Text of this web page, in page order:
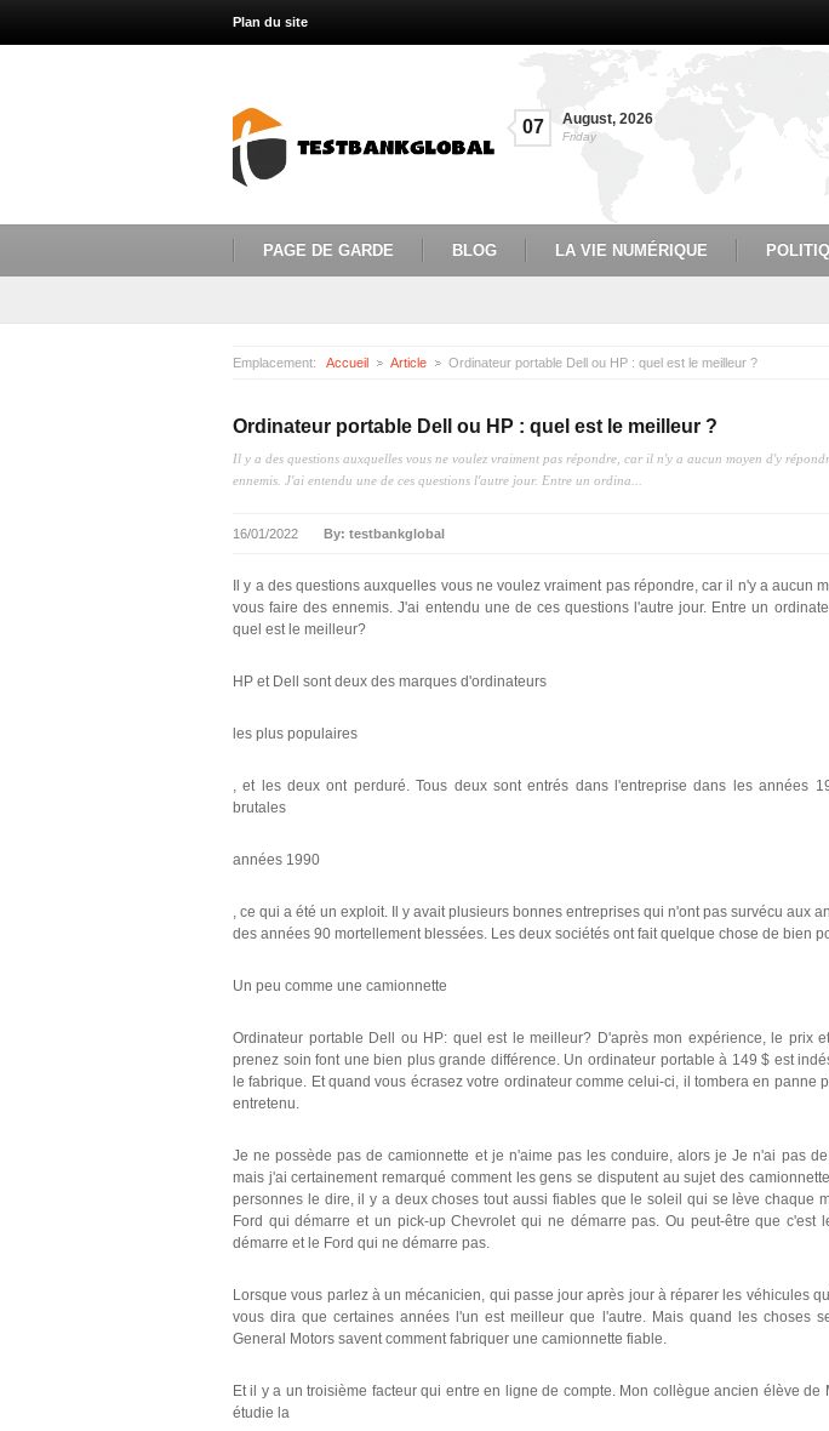
Plan du site
07 August, 2026
Friday
PAGE DE GARDE BLOG LA VIE NUMÉRIQUE
Emplacement: Accueil Article Ordinateur portable Dell ou HP : quel est le meilleur ?
Ordinateur portable Dell ou HP : quel est le meilleur ?
Il y a des questions auxquelles vous ne voulez vraiment pas répondre, car il n'y a aucun moyen d'y
ennemis. J'ai entendu une de ces questions l'autre jour. Entre un ordina...
16/01/2022 By: testbankglobal
Il y a des questions auxquelles vous ne voulez vraiment pas répondre, car il n'y a aucun
vous faire des ennemis. J'ai entendu une de ces questions l'autre jour. Entre un
quel est le meilleur?
HP et Dell sont deux des marques d'ordinateurs
les plus populaires
, et les deux ont perduré. Tous deux sont entrés dans l'entreprise dans les années
brutales
années 1990
, ce qui a été un exploit. Il y avait plusieurs bonnes entreprises qui n'ont pas survécu aux
des années 90 mortellement blessées. Les deux sociétés ont fait quelque chose de bien
Un peu comme une camionnette
Ordinateur portable Dell ou HP: quel est le meilleur? D'après mon expérience, le prix
prenez soin font une bien plus grande différence. Un ordinateur portable à 149 $ est
le fabrique. Et quand vous écrasez votre ordinateur comme celui-ci, il tombera en panne
entretenu.
Je ne possède pas de camionnette et je n'aime pas les conduire, alors je Je n'ai pas
mais j'ai certainement remarqué comment les gens se disputent au sujet des
personnes le dire, il y a deux choses tout aussi fiables que le soleil qui se lève chaque
Ford qui démarre et un pick-up Chevrolet qui ne démarre pas. Ou peut-être que c'est
démarre et le Ford qui ne démarre pas.
Lorsque vous parlez à un mécanicien, qui passe jour après jour à réparer les véhicules
vous dira que certaines années l'un est meilleur que l'autre. Mais quand les choses
General Motors savent comment fabriquer une camionnette fiable.
Et il y a un troisième facteur qui entre en ligne de compte. Mon collègue ancien élève de
étudie la